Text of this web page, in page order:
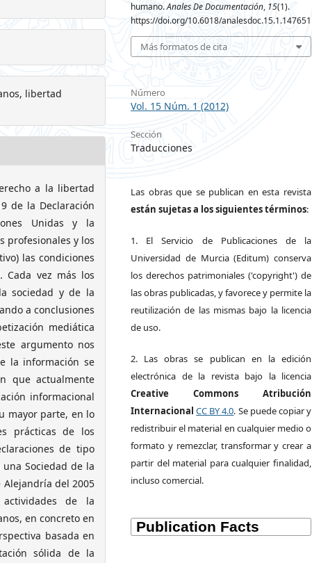
libertad
a la libertad
de la Declaración
Unidas y la
profesionales y los
las condiciones
vez más los
sociedad y de la
a conclusiones
mediática
argumento nos
la información se
que actualmente
informacional
mayor parte, en lo
prácticas de los
de tipo
Sociedad de la
Alejandría del 2005
de la
en concreto en
basada en
sólida de la
humano.Anales De Documentación, 15(1).
https://doi.org/10.6018/analesdoc.15.1.147651
Más formatos de cita
Número
Vol. 15 Núm. 1 (2012)
Sección
Traducciones
Las obras que se publican en esta revista
están sujetas a los siguientes términos:
1. El Servicio de Publicaciones de la
Universidad de Murcia (Editum) conserva
los derechos patrimoniales ('copyright') de
las obras publicadas, y favorece y permite la
reutilización de las mismas bajo la licencia
de uso.
2. Las obras se publican en la edición
electrónica de la revista bajo la licencia
Creative Commons Atribución
Internacional CC BY 4.0. Se puede copiar y
redistribuir el material en cualquier medio o
formato y remezclar, transformar y crear a
partir del material para cualquier finalidad,
incluso comercial.